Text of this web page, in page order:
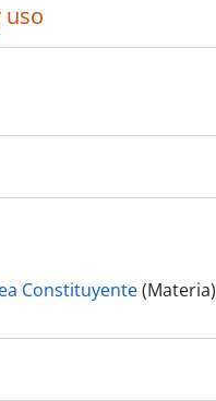
uso
Constituyente(Materia)